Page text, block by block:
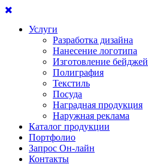
Услуги
Разработка дизайна
Нанесение логотипа
Изготовление бейджей
Полиграфия
Текстиль
Посуда
Наградная продукция
Наружная реклама
Каталог продукции
Портфолио
Запрос Он-лайн
Контакты